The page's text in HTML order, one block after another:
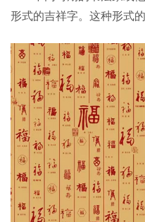
形式的吉祥字。这种形式